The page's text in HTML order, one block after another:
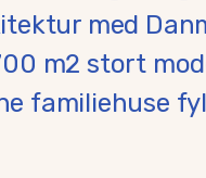
med
m2 stort
familiehuse